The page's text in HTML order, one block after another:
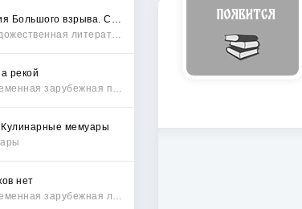
рекой
Кулинарные мемуары
нет